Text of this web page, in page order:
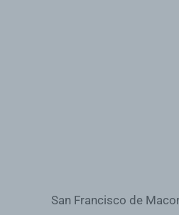
San Francisco de